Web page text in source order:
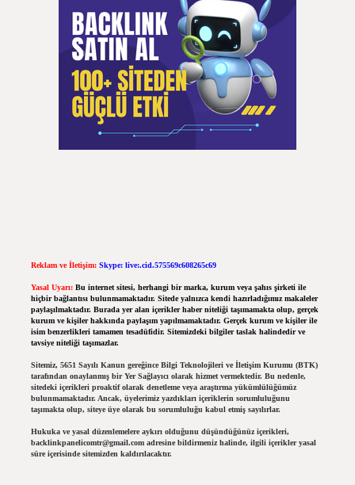
Reklam ve İletişim: Skype: live:.cid.575569c608265c69
Yasal Uyarı: Bu internet sitesi, herhangi bir marka, kurum veya şahıs şirketi ile
hiçbir bağlantısı bulunmamaktadır. Sitede yalnızca kendi hazırladığımız makaleler
paylaşılmaktadır. Burada yer alan içerikler haber niteliği taşımamakta olup, gerçek
kurum ve kişiler hakkında paylaşım yapılmamaktadır. Gerçek kurum ve kişiler ile
isim benzerlikleri tamamen tesadüfidir. Sitemizdeki bilgiler taslak halindedir ve
tavsiye niteliği taşımazlar.
Sitemiz, 5651 Sayılı Kanun gereğince Bilgi Teknolojileri ve İletişim Kurumu (BTK)
tarafından onaylanmış bir Yer Sağlayıcı olarak hizmet vermektedir. Bu nedenle,
sitedeki içerikleri proaktif olarak denetleme veya araştırma yükümlülüğümüz
bulunmamaktadır. Ancak, üyelerimiz yazdıkları içeriklerin sorumluluğunu
taşımakta olup, siteye üye olarak bu sorumluluğu kabul etmiş sayılırlar.
Hukuka ve yasal düzenlemelere aykırı olduğunu düşündüğünüz içerikleri,
backlinkpanelicomtr@gmail.comadresine bildirmeniz halinde, ilgili içerikler yasal
süre içerisinde sitemizden kaldırılacaktır.